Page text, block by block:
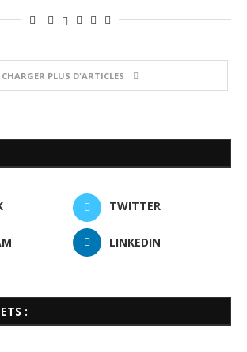
CHARGER PLUS D'ARTICLES
TWITTER
LINKEDIN
: